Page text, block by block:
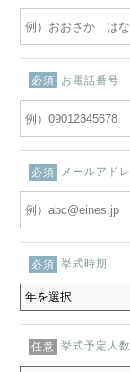
必須 お電話番号
必須 メールアド
必須 挙式時期
任意 挙式予定人数